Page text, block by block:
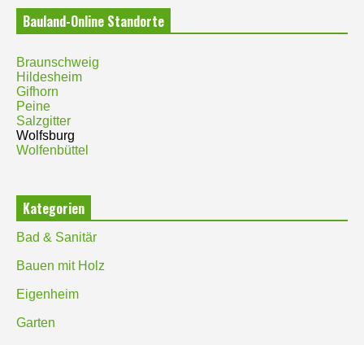
Bauland-Online Standorte
Braunschweig
Hildesheim
Gifhorn
Peine
Salzgitter
Wolfsburg
Wolfenbüttel
Kategorien
Bad & Sanitär
Bauen mit Holz
Eigenheim
Garten